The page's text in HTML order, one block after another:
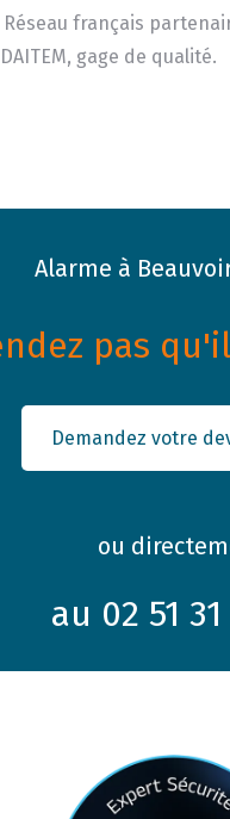
Réseau français
DAITEM, gage de qualité.
Alarme à
pas
Demandez votre
ou
au 02 51